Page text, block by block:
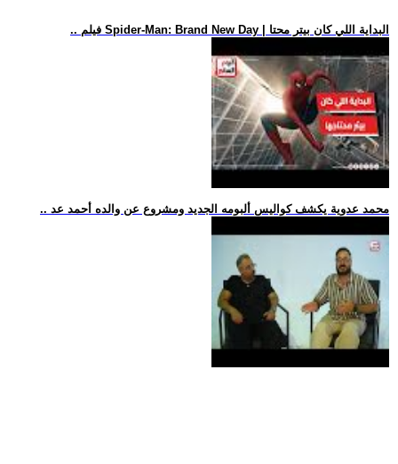
.. فيلم Spider-Man: Brand New Day | البداية اللي كان بيتر محتا
.. محمد عدوية يكشف كواليس ألبومه الجديد ومشروع عن والده أحمد عد